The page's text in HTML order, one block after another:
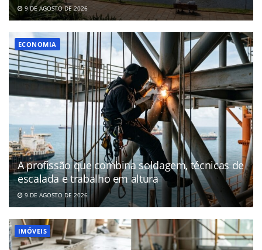
9 DE AGOSTO DE 2026
ECONOMIA
A profissão que combina soldagem, técnicas de
escalada e trabalho em altura
9 DE AGOSTO DE 2026
IMÓVEIS